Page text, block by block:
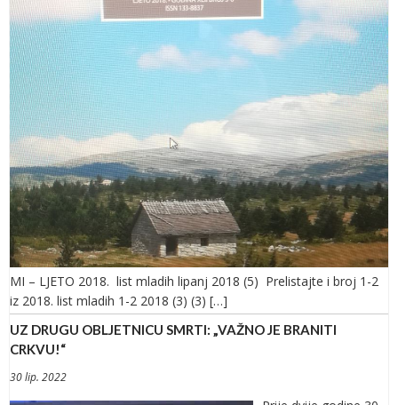
MI – LJETO 2018. list mladih lipanj 2018 (5) Prelistajte i broj 1-2
iz 2018. list mladih 1-2 2018 (3) (3) […]
UZ DRUGU OBLJETNICU SMRTI: „VAŽNO JE BRANITI
CRKVU!“
30 lip. 2022